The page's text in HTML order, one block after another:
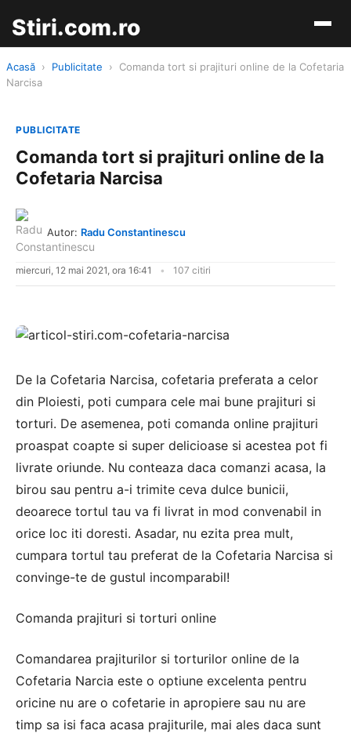
Stiri.com.ro
Acasă › Publicitate ›
Comanda tort si prajituri online de la Cofetaria
Narcisa
PUBLICITATE
Comanda tort si prajituri online de la
Cofetaria Narcisa
Autor: Radu Constantinescu
miercuri, 12 mai 2021, ora 16:41 107 citiri
De la Cofetaria Narcisa, cofetaria preferata a celor
din Ploiesti, poti cumpara cele mai bune prajituri si
torturi. De asemenea, poti comanda online prajituri
proaspat coapte si super delicioase si acestea pot fi
livrate oriunde. Nu conteaza daca comanzi acasa, la
birou sau pentru a-i trimite ceva dulce bunicii,
deoarece tortul tau va fi livrat in mod convenabil in
orice loc iti doresti. Asadar, nu ezita prea mult,
cumpara tortul tau preferat de la Cofetaria Narcisa si
convinge-te de gustul incomparabil!
Comanda prajituri si torturi online
Comandarea prajiturilor si torturilor online de la
Cofetaria Narcia este o optiune excelenta pentru
oricine nu are o cofetarie in apropiere sau nu are
timp sa isi faca acasa prajiturile, mai ales daca sunt